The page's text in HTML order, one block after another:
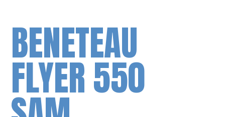
BENETEAU
FLYER 550